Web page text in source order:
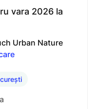
vara 2026 la
Urban Nature